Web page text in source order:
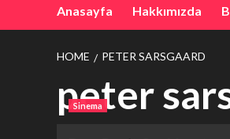
Anasayfa Hakkımızda
HOME PETER SARSGAARD
peter
Sinema